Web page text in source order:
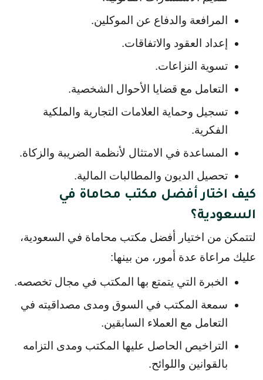
المرافعة والدفاع عن الموكلين.
إعداد العقود والاتفاقات.
تسوية النزاعات.
التعامل مع قضايا الأحوال الشخصية.
الفكرية.
المساعدة في الامتثال لأنظمة الضريبة والزكاة.
تحصيل الديون والمطالبات المالية.
كيف اختار أفضل مكتب محاماة في
السعودية؟
عليك مراعاة عدة أمور، من بينها:
الخبرة التي يتمتع بها المكتب في مجال تخصصه.
التعامل مع العملاء السابقين.
بالقوانين واللوائح.